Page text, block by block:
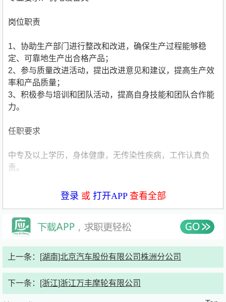
岗位职责
1、协助生产部门进行整改和改进，确保生产过程能够稳
定、可靠地生产出合格产品；
2、参与质量改进活动，提出改进意见和建议，提高生产效
率和产品质量；
3、积极参与培训和团队活动，提高自身技能和团队合作能
力。
任职要求
中专及以上学历，身体健康，无传染性疾病，工作认真负
责。
1、衣：公司为员工提供冬、夏工衣。
2、食：园区内设有食堂，工作餐早上4元，中午、晚上各
3、住：提供免费住宿(4-6人/间、双卫生间、有空调、24小
巴、地面公交，可满足宿舍-食堂-工厂间通勤。
登录 或 打开APP查看全部
上一条： [湖南]北京汽车股份有限公司株洲分公司
下一条： [浙江]浙江万丰摩轮有限公司